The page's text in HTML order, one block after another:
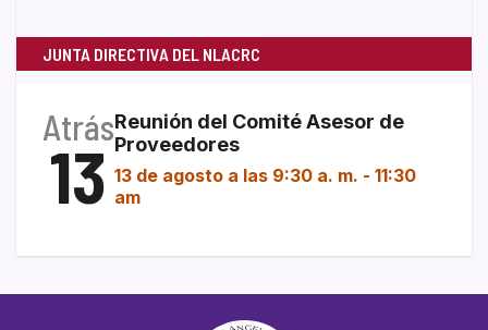
JUNTA DIRECTIVA DEL NLACRC
Atrás
13
Reunión del Comité Asesor de
Proveedores
13 de agosto a las 9:30 a. m. - 11:30
am